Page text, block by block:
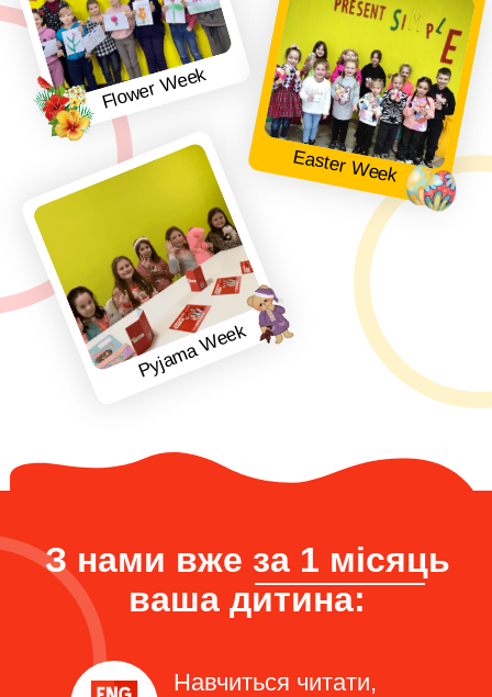
Pyjama Week
Flower Week
Easter Week
Навчиться читати,
З нами вже за 1 місяць
ваша дитина: